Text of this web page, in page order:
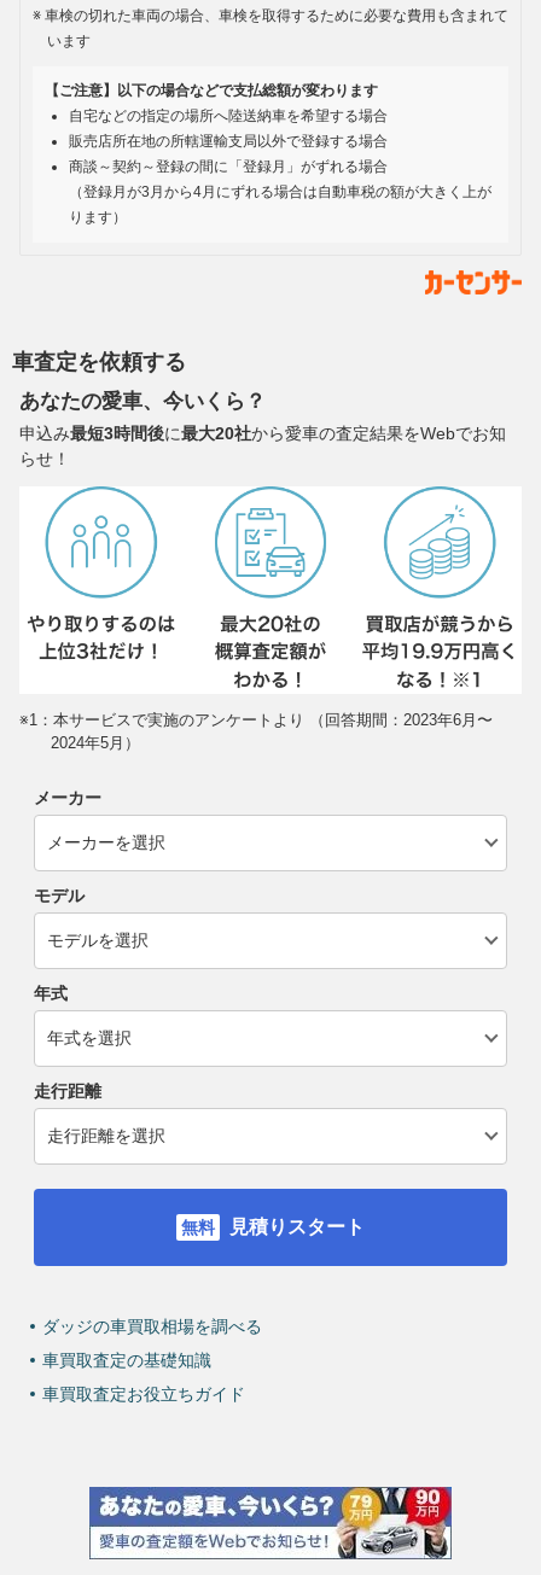
車検の切れた車両の場合、車検を取得するために必要な費用も含まれて
います
【ご注意】以下の場合などで支払総額が変わります
自宅などの指定の場所へ陸送納車を希望する場合
販売店所在地の所轄運輸支局以外で登録する場合
商談～契約～登録の間に「登録月」がずれる場合
（登録月が3月から4月にずれる場合は自動車税の額が大きく上が
ります）
車査定を依頼する
あなたの愛車、今いくら？
申込み最短3時間後に最大20社から愛車の査定結果をWebでお知
らせ！
※1：本サービスで実施のアンケートより （回答期間：2023年6月〜
2024年5月）
メーカー
モデル
年式
走行距離
見積りスタート
ダッジの車買取相場を調べる
車買取査定の基礎知識
車買取査定お役立ちガイド